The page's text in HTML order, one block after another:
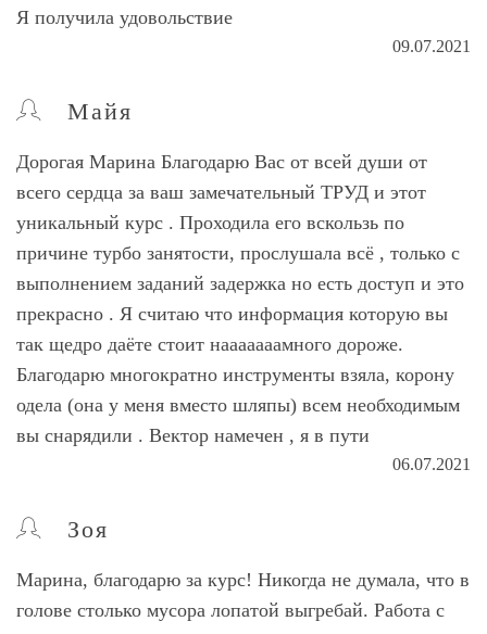
Я получила удовольствие
09.07.2021
Майя
Дорогая Марина Благодарю Вас от всей души от
всего сердца за ваш замечательный ТРУД и этот
уникальный курс . Проходила его вскользь по
причине турбо занятости, прослушала всё , только с
выполнением заданий задержка но есть доступ и это
прекрасно . Я считаю что информация которую вы
так щедро даёте стоит нааааааамного дороже.
Благодарю многократно инструменты взяла, корону
одела (она у меня вместо шляпы) всем необходимым
вы снарядили . Вектор намечен , я в пути
06.07.2021
Зоя
Марина, благодарю за курс! Никогда не думала, что в
голове столько мусора лопатой выгребай. Работа с